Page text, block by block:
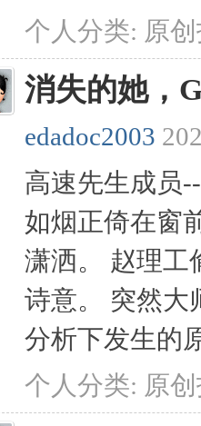
个人分类: 原
消失的她，
edadoc2003
高速先生成员
如烟正倚在窗
潇洒。 赵理工
诗意。 突然大
分析下发生的
个人分类: 原